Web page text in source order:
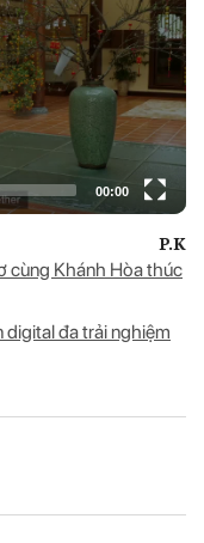
P.K
cùng Khánh Hòa thúc
digital đa trải nghiệm